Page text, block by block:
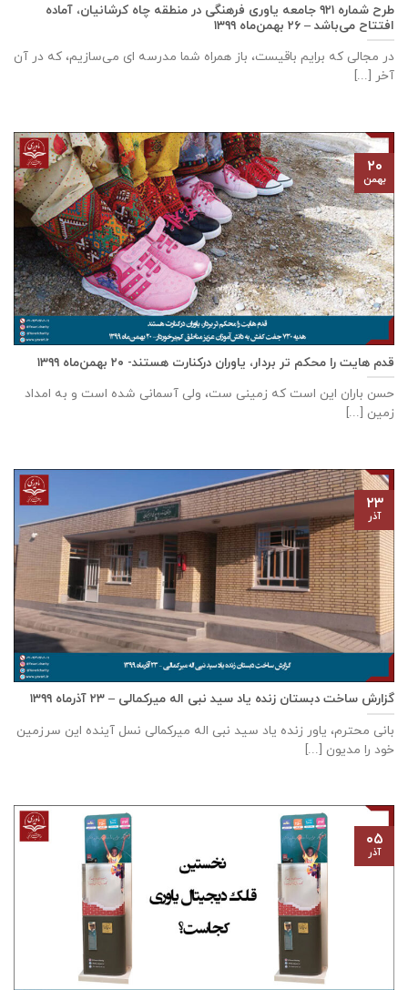
طرح شماره ۹۲۱ جامعه ياوری فرهنگی در منطقه چاه کرشانیان، آماده
افتتاح می‌باشد – ۲۶ بهمن‌ماه ۱۳۹۹
در مجالی که برایم باقیست، باز همراه شما مدرسه ای می‌سازیم، که در آن
آخر [...]
قدم هایت را محکم تر بردار، یاوران درکنارت هستند- ۲۰ بهمن‌ماه ۱۳۹۹
حسن باران این است که زمینی ست، ولی آسمانی شده است و به امداد
زمین [...]
۲۰
بهمن
گزارش ساخت دبستان زنده ياد سيد نبی اله ميركمالی – ۲۳ آذر‌ماه ۱۳۹۹
بانی محترم، یاور زنده ياد سيد نبی اله ميركمالی نسل آینده این سرزمین
خود را مدیون [...]
۲۳
آذر
۰۵
آذر